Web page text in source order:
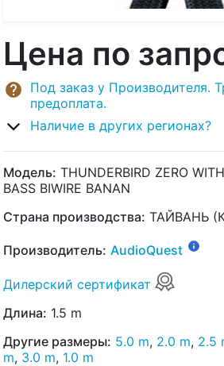
Цена по
Под заказ у Производителя.
предоплата.
Наличие в других регионах?
Модель: THUNDERBIRD ZERO
BASS BIWIRE BANAN
Страна производства: ТАЙВАНЬ
Производитель: AudioQuest
Дилерский сертификат
Длина: 1.5 m
Другие размеры: 5.0 m, 2.0 m, 2.5
m, 3.0 m, 1.0 m